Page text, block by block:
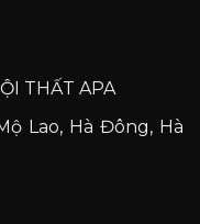
THẤT APA
Lao, Hà Đông, Hà